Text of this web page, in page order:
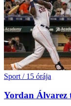
Sport / 15 órája
Yordan Álvarez